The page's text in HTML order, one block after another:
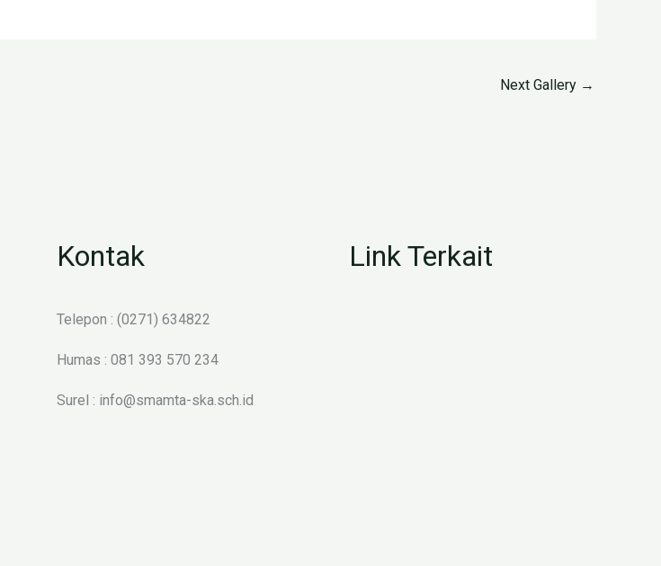
Next Gallery →
Kontak
Telepon : (0271) 634822
Humas : 081 393 570 234
Surel : info@smamta-ska.sch.id
Link Terkait